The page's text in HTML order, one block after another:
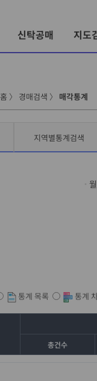
신탁공매 지도
홈 〉 경매검색 〉 매각통계
지역별통계검색
통계 목록 통계
총건수